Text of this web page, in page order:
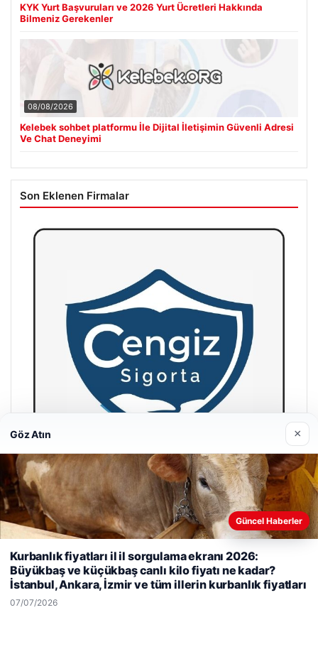
KYK Yurt Başvuruları ve 2026 Yurt Ücretleri Hakkında
Bilmeniz Gerekenler
08/08/2026
Kelebek sohbet platformu İle Dijital İletişimin Güvenli Adresi
Ve Chat Deneyimi
Son Eklenen Firmalar
Hastaş Beton
26/05/2026
deneyiminizi kişiselleştirmek ve geliştirmek amacıyla çerezler
kullanıyoruz.Çerez Politikamız
Göz Atın ×
Güncel Haberler
Kurbanlık fiyatları il il sorgulama ekranı 2026:
Büyükbaş ve küçükbaş canlı kilo fiyatı ne kadar?
İstanbul, Ankara, İzmir ve tüm illerin kurbanlık fiyatları
07/07/2026